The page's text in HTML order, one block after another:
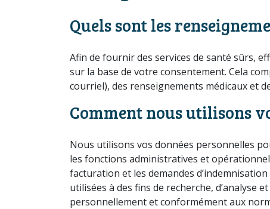
Quels sont les
Afin de fournir des services de santé sûrs,
sur la base de votre consentement. Cela
courriel), des renseignements médicaux et
Comment nous utilisons
Nous utilisons vos données personnelles
les fonctions administratives et
facturation et les demandes
utilisées à des fins de recherche, d’analyse
personnellement et conformément aux